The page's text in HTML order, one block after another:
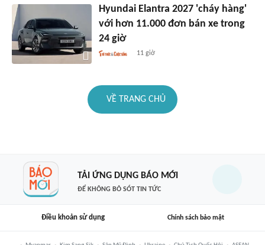
Hyundai Elantra 2027 'cháy hàng'
với hơn 11.000 đơn bán xe trong
24 giờ
11 giờ
VỀ TRANG CHỦ
TẢI ỨNG DỤNG BÁO MỚI
ĐỂ KHÔNG BỎ SÓT TIN TỨC
Điều khoản sử dụng Chính sách bảo mật